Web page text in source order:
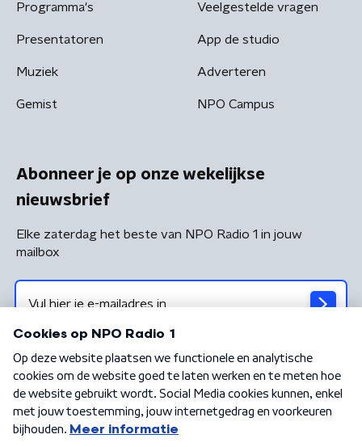
Programma's
Presentatoren
Muziek
Gemist
Veelgestelde vragen
App de studio
Adverteren
NPO Campus
Abonneer je op onze wekelijkse
nieuwsbrief
Elke zaterdag het beste van NPO Radio 1 in jouw
mailbox
Algemene voorwaarden